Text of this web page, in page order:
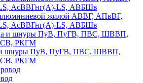
жилой АВВГ, АПвВГ,
АсВВГнг(А)-LS, АВБШв
и шнуры ПуВ, ПуГВ, ПВС, ШВВП,
РКГМ